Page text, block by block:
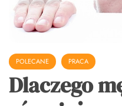
POLECANE PRACA
Dlaczego